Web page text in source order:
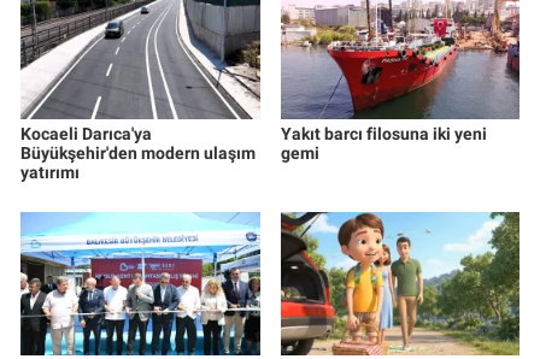
Kocaeli Darıca'ya
Büyükşehir'den modern ulaşım
yatırımı
Yakıt barcı filosuna iki yeni
gemi